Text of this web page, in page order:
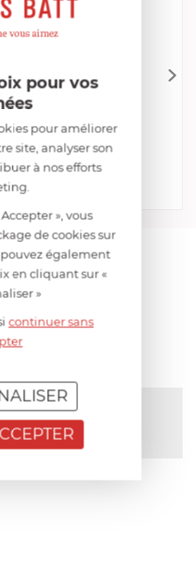
SOUS 24/48H
€
CHOIX
de note
pour vos
pour améliorer
site, analyser son
à nos efforts
», vous
de cookies sur
également
en cliquant sur «
»
continuer sans